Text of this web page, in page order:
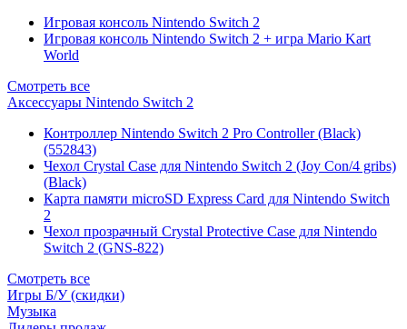
Игровая консоль Nintendo Switch 2
Игровая консоль Nintendo Switch 2 + игра Mario Kart
World
Смотреть все
Аксессуары Nintendo Switch 2
Контроллер Nintendo Switch 2 Pro Controller (Black)
(552843)
Чехол Сrystal Сase для Nintendo Switch 2 (Joy Con/4 gribs)
(Black)
Карта памяти microSD Express Card для Nintendo Switch
2
Чехол прозрачный Crystal Protective Case для Nintendo
Switch 2 (GNS-822)
Смотреть все
Игры Б/У (скидки)
Музыка